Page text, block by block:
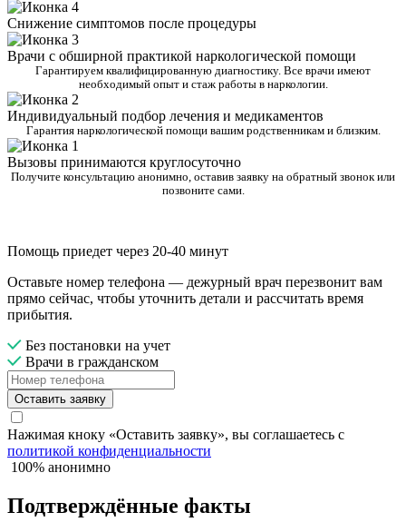
Снижение симптомов после процедуры
Врачи с обширной практикой наркологической помощи
Гарантируем квалифицированную диагностику. Все врачи имеют
необходимый опыт и стаж работы в наркологии.
Индивидуальный подбор лечения и медикаментов
Гарантия наркологической помощи вашим родственникам и близким.
Вызовы принимаются круглосуточно
Получите консультацию анонимно, оставив заявку на обратный звонок или
позвоните сами.
Помощь приедет через 20-40 минут
Оставьте номер телефона — дежурный врач перезвонит вам
прямо сейчас, чтобы уточнить детали и рассчитать время
прибытия.
Без постановки на учет
Врачи в гражданском
Оставить заявку
Нажимая кноку «Оставить заявку», вы соглашаетесь с
политикой конфиденциальности
100% анонимно
Подтверждённые факты